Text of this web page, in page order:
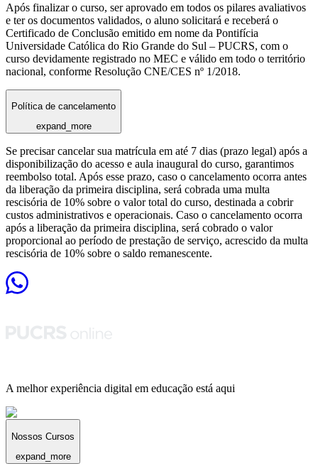
Após finalizar o curso, ser aprovado em todos os pilares avaliativos
e ter os documentos validados, o aluno solicitará e receberá o
Certificado de Conclusão emitido em nome da Pontifícia
Universidade Católica do Rio Grande do Sul – PUCRS, com o
curso devidamente registrado no MEC e válido em todo o território
nacional, conforme Resolução CNE/CES nº 1/2018.
Política de cancelamento
expand_more
Se precisar cancelar sua matrícula em até 7 dias (prazo legal) após a
disponibilização do acesso e aula inaugural do curso, garantimos
reembolso total. Após esse prazo, caso o cancelamento ocorra antes
da liberação da primeira disciplina, será cobrada uma multa
rescisória de 10% sobre o valor total do curso, destinada a cobrir
custos administrativos e operacionais. Caso o cancelamento ocorra
após a liberação da primeira disciplina, será cobrado o valor
proporcional ao período de prestação de serviço, acrescido da multa
rescisória de 10% sobre o saldo remanescente.
A melhor experiência digital em educação está aqui
Nossos Cursos
expand_more